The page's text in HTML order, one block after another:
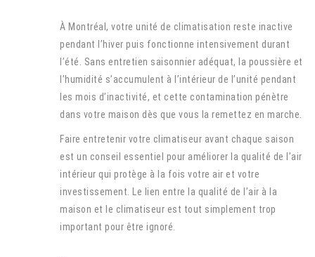
À Montréal, votre unité de climatisation reste inactive
pendant l’hiver puis fonctionne intensivement durant
l’été. Sans entretien saisonnier adéquat, la poussière et
l’humidité s’accumulent à l’intérieur de l’unité pendant
les mois d’inactivité, et cette contamination pénètre
dans votre maison dès que vous la remettez en marche.
Faire entretenir votre climatiseur avant chaque saison
est un conseil essentiel pour améliorer la qualité de l’air
intérieur qui protège à la fois votre air et votre
investissement. Le lien entre la qualité de l’air à la
maison et le climatiseur est tout simplement trop
important pour être ignoré.